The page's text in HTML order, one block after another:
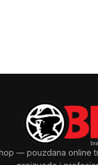
— pouzdana online